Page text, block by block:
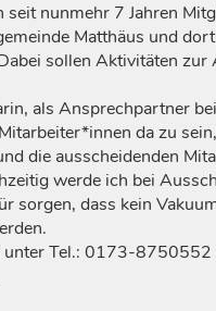
nunmehr 7 Jahren
Matthäus und
sollen Aktivitäten zur
als Ansprechpartner
da zu sein,
die ausscheidenden
werde ich bei
sorgen, dass kein
unter Tel.: 0173-